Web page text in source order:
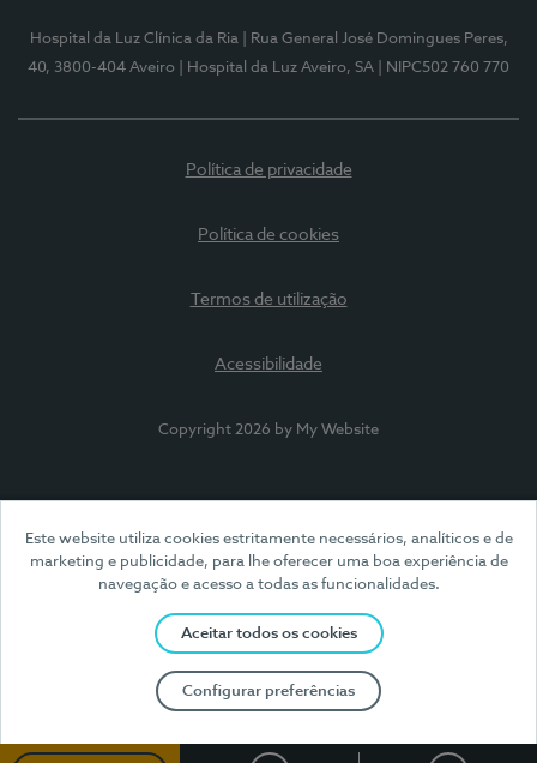
Este website utiliza cookies estritamente necessários, analíticos e de
marketing e publicidade, para lhe oferecer uma boa experiência de
navegação e acesso a todas as funcionalidades.
Aceitar todos os cookies
Configurar preferências
Hospital da Luz Clínica da Ria
| Rua General José Domingues Peres,
40, 3800-404 Aveiro
| Hospital da Luz Aveiro, SA | NIPC502 760 770
Política de privacidade
Política de cookies
Termos de utilização
Acessibilidade
Copyright 2026 by My Website